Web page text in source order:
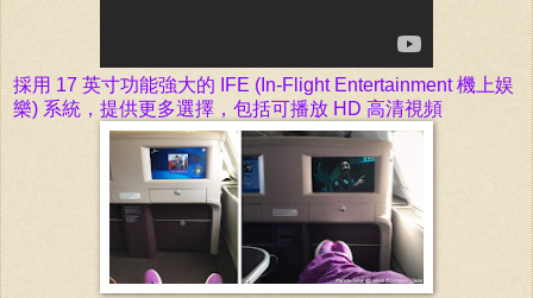
採用 17 英寸功能強大的 IFE (In-Flight Entertainment 機上娱
樂) 系統，提供更多選擇，包括可播放 HD 高清視頻